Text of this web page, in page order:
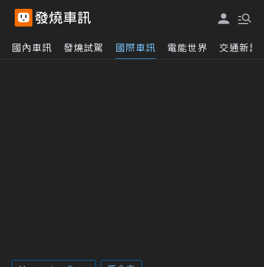
國內車訊 發燒試駕 國際車訊 電能世界 交通新訊